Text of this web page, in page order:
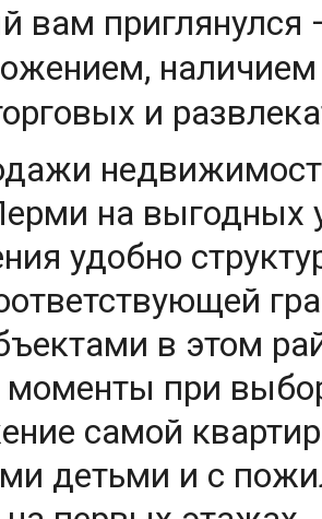
вам
и
на выгодных
удобно
в этом
при
самой
детьми и с